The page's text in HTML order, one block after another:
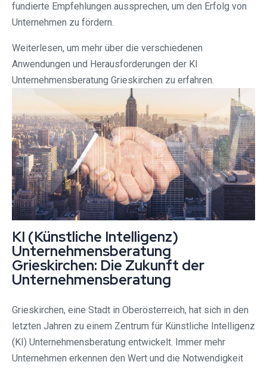
fundierte Empfehlungen aussprechen, um den Erfolg von
Unternehmen zu fördern.
Weiterlesen, um mehr über die verschiedenen
Anwendungen und Herausforderungen der KI
Unternehmensberatung Grieskirchen zu erfahren.
KI (Künstliche Intelligenz)
Unternehmensberatung
Grieskirchen: Die Zukunft der
Unternehmensberatung
Grieskirchen, eine Stadt in Oberösterreich, hat sich in den
letzten Jahren zu einem Zentrum für Künstliche Intelligenz
(KI) Unternehmensberatung entwickelt. Immer mehr
Unternehmen erkennen den Wert und die Notwendigkeit